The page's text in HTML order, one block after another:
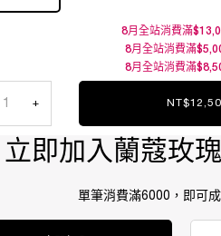
放大圖像
8月全站消費滿
8月全站消費滿
8月全站消費滿
+
立即加入蘭蔻玫
單筆消費滿6000，即可